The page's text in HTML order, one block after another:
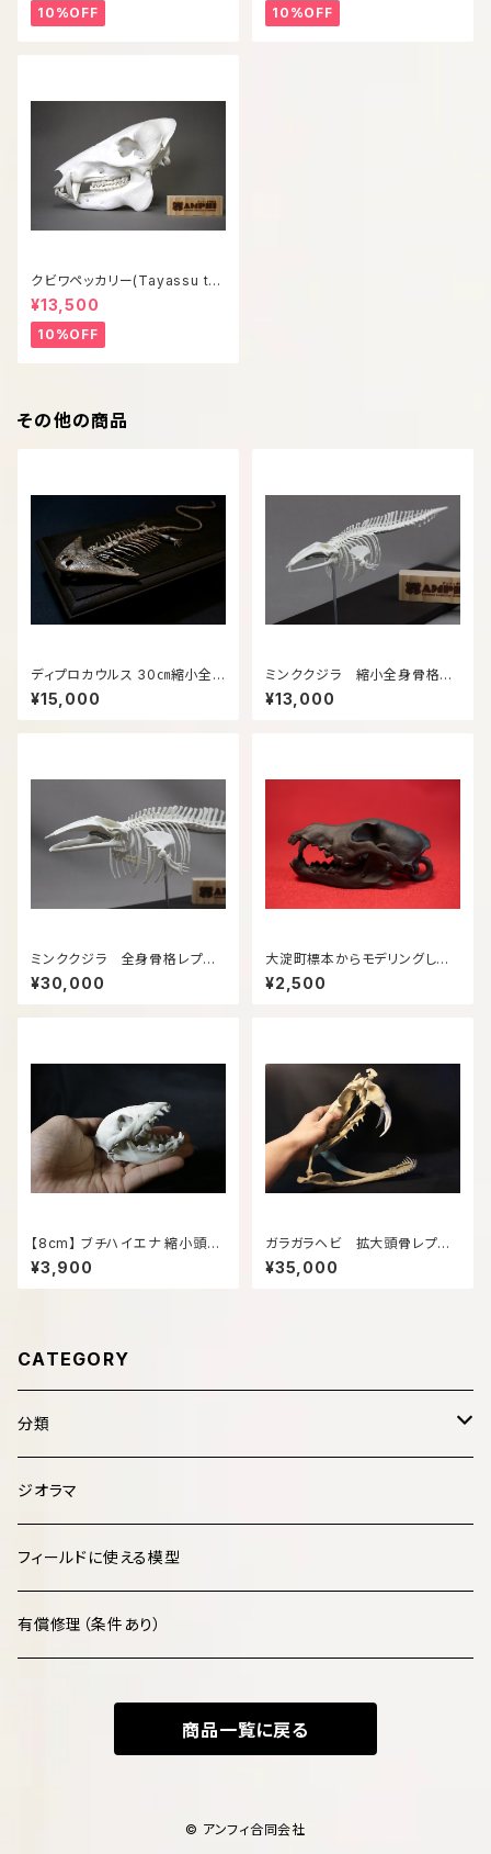
10%OFF 10%OFF
クビワペッカリー(Tayassu taj
acui) 等倍頭骨模型
¥13,500
10%OFF
その他の商品
ディプロカウルス 30㎝縮小全
身骨格模型
¥15,000
ミンククジラ 縮小全身骨格レ
プリカ 25cm
¥13,000
ミンククジラ 全身骨格レプリ
カ 40cm
¥30,000
大淀町標本からモデリングした
ニホンオオカミ 縮小 頭骨模型
【リング付き】
¥2,500
【8cm】 ブチハイエナ 縮小頭骨
レプリカ
¥3,900
ガラガラヘビ 拡大頭骨レプリ
カ【25㎝】
¥35,000
CATEGORY
分類
哺乳類 Mammalia
鳥類 Aves
爬虫類 Reptilia
魚類 Pisces
ジオラマ
フィールドに使える模型
有償修理（条件あり）
商品一覧に戻る
© アンフィ合同会社